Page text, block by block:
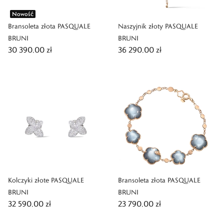
Nowość
Bransoleta złota PASQUALE
BRUNI
30 390,00 zł
Naszyjnik złoty PASQUALE
BRUNI
36 290,00 zł
Kolczyki złote PASQUALE
BRUNI
32 590,00 zł
Bransoleta złota PASQUALE
BRUNI
23 790,00 zł